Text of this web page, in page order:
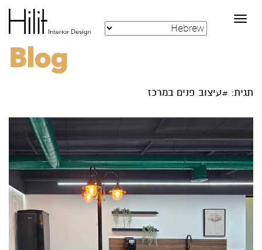
Toggle
navigation
Blog
תגית: #עיצוב פנים במרכז